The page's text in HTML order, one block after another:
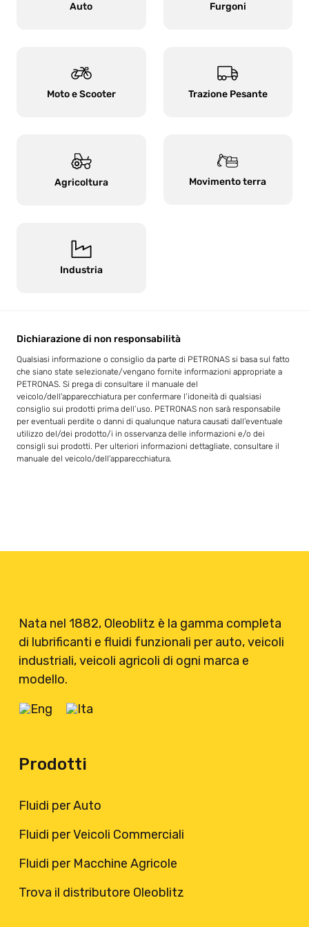
Nata nel 1882, Oleoblitz è la gamma completa
di lubrificanti e fluidi funzionali per auto, veicoli
industriali, veicoli agricoli di ogni marca e
modello.
Prodotti
Fluidi per Auto
Fluidi per Veicoli Commerciali
Fluidi per Macchine Agricole
Trova il distributore Oleoblitz